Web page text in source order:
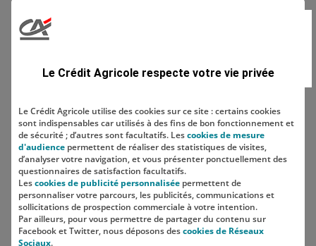
Localisation
Le Crédit Agricole respecte votre vie privée
Le Crédit Agricole utilise des cookies sur ce site : certains cookies
sont indispensables car utilisés à des fins de bon fonctionnement et
de sécurité ; d’autres sont facultatifs. Lescookies de mesure
d'audience permettent de réaliser des statistiques de visites,
d’analyser votre navigation, et vous présenter ponctuellement des
questionnaires de satisfaction facultatifs.
Lescookies de publicité personnalisée permettent de
personnaliser votre parcours, les publicités, communications et
sollicitations de prospection commerciale à votre intention.
Par ailleurs, pour vous permettre de partager du contenu sur
Facebook et Twitter, nous déposons descookies de Réseaux
Sociaux.